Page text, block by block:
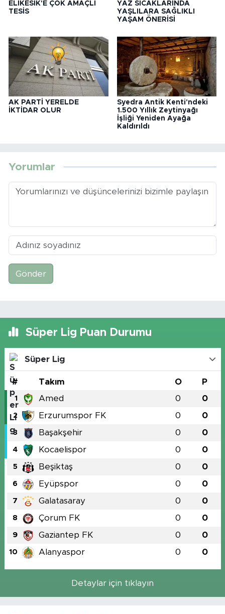
ELİKESİK'E ÇOK AMAÇLI
TESİS
YAZ SICAKLARINDA
YAŞLILARA SAĞLIKLI
YAŞAM ÖNERİSİ
AK PARTİ YERELDE
İKTİDAR OLUR
Syedra Antik Kenti'ndeki
1.500 Yıllık Zeytinyağı
İşliği Yeniden Ayağa
Kaldırıldı
Yorumlar
Gönder
Süper Lig Puan Durumu
Süper Lig
# Takım O P
1 Amed 0 0
2 Erzurumspor FK 0 0
3 Başakşehir 0 0
4 Kocaelispor 0 0
5 Beşiktaş 0 0
6 Eyüpspor 0 0
7 Galatasaray 0 0
8 Çorum FK 0 0
9 Gaziantep FK 0 0
10 Alanyaspor 0 0
Detaylar için tıklayın